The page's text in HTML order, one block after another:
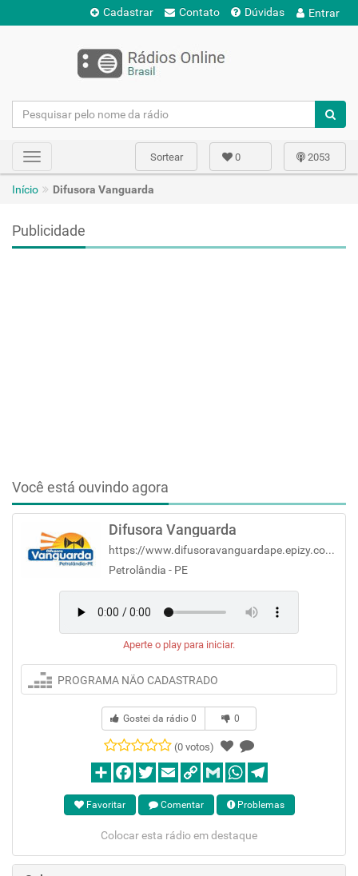
Cadastrar Contato Dúvidas Entrar
Toggle
navigation
2053
0
Sortear
Início Difusora Vanguarda
Publicidade
Você está ouvindo agora
Difusora Vanguarda
https://www.difusoravanguardape.epizy.com/?i=1
Petrolândia - PE
Aperte o play para iniciar.
PROGRAMA NÃO CADASTRADO
Gostei da rádio 0 0
(0 votos)
Favoritar Comentar Problemas
Colocar esta rádio em destaque